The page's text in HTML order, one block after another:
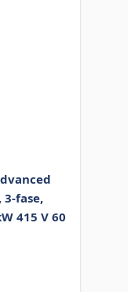
3-fase,
415 V 60